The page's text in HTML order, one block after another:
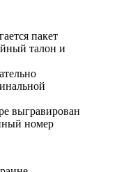
пакет
талон и
выгравирован
номер